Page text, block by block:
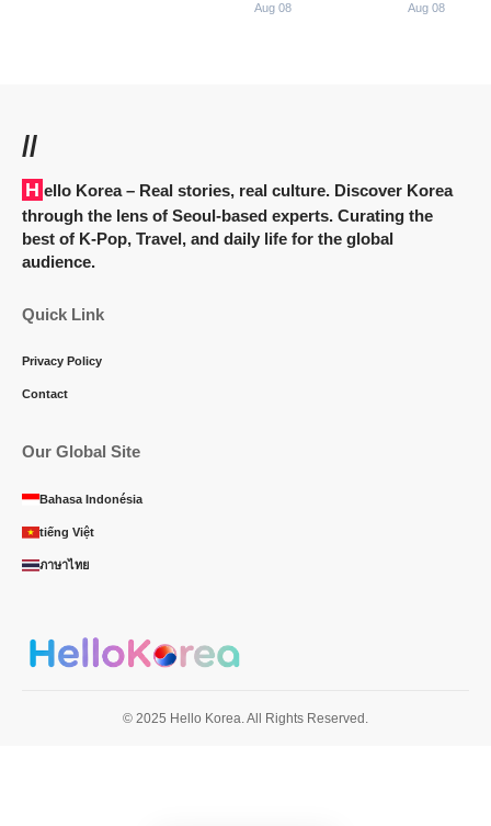
Aug 08 Aug 08
//
Hello Korea– Real stories, real culture. Discover Korea
through the lens of Seoul-based experts. Curating the
best of K-Pop, Travel, and daily life for the global
audience.
Quick Link
Privacy Policy
Contact
Our Global Site
Bahasa Indonésia
tiếng Việt
ภาษาไทย
© 2025 Hello Korea. All Rights Reserved.